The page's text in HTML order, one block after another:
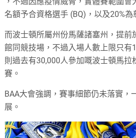
名額予合資格選手 (BQ)，以及20%為
而波士頓所屬州份馬薩諸塞州，提前
館同競技場，不過入場人數上限只有
則過去有30,000人參加嘅波士頓馬拉
賽。
BAA大會強調，賽事細節仍未落實，
展。